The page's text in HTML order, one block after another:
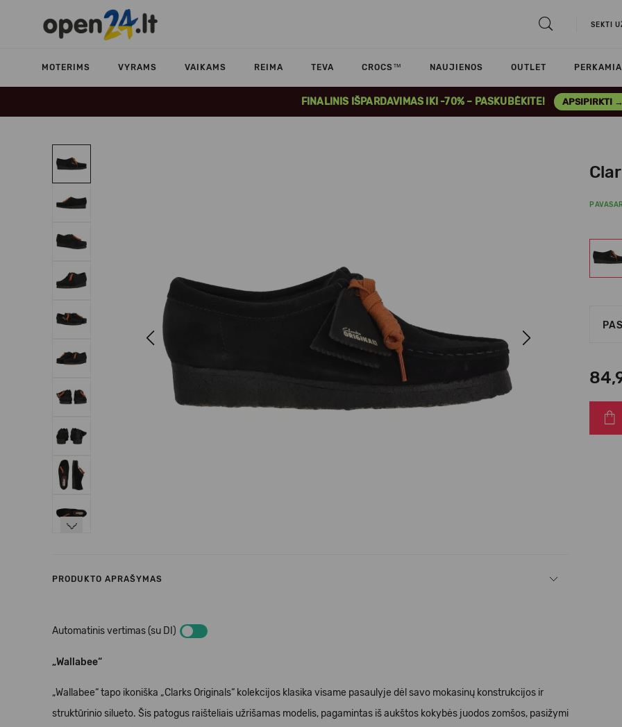
SEKTI
MOTERIMS VYRAMS VAIKAMS REIMA TEVA CROCS™ NAUJIENOS OUTLET
FINALINIS IŠPARDAVIMAS IKI -70% – PASKUBĖKITE! APSIPIRKTI →
Next
Previous Next
PRODUKTO APRAŠYMAS
Automatinis vertimas (su DI)
„Wallabee“
„Wallabee“ tapo ikoniška „Clarks Originals“ kolekcijos klasika visame pasaulyje dėl savo mokasinų konstrukcijos ir
struktūrinio silueto. Šis patogus raišteliais užrišamas modelis, pagamintas iš aukštos kokybės juodos zomšos, pasižymi